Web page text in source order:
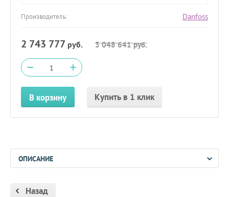
Производитель: Danfoss
2 743 777 руб. 3 048 641руб.
− +
В корзину Купить в 1 клик
ОПИСАНИЕ
Назад